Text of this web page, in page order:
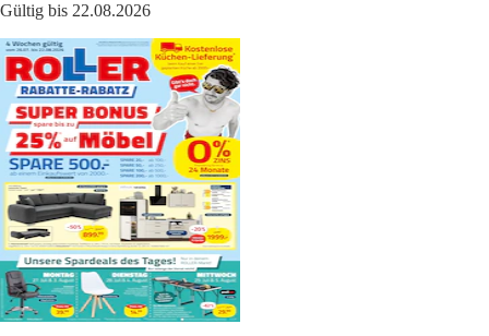
Gültig bis 22.08.2026